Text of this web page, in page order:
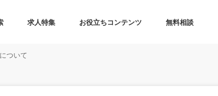
求人特集 お役立ちコンテンツ 無料相談
ついて